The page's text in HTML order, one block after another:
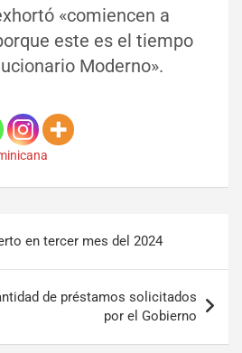
«comiencen a
este es el tiempo
Moderno».
en tercer mes del 2024
de préstamos solicitados
por el Gobierno